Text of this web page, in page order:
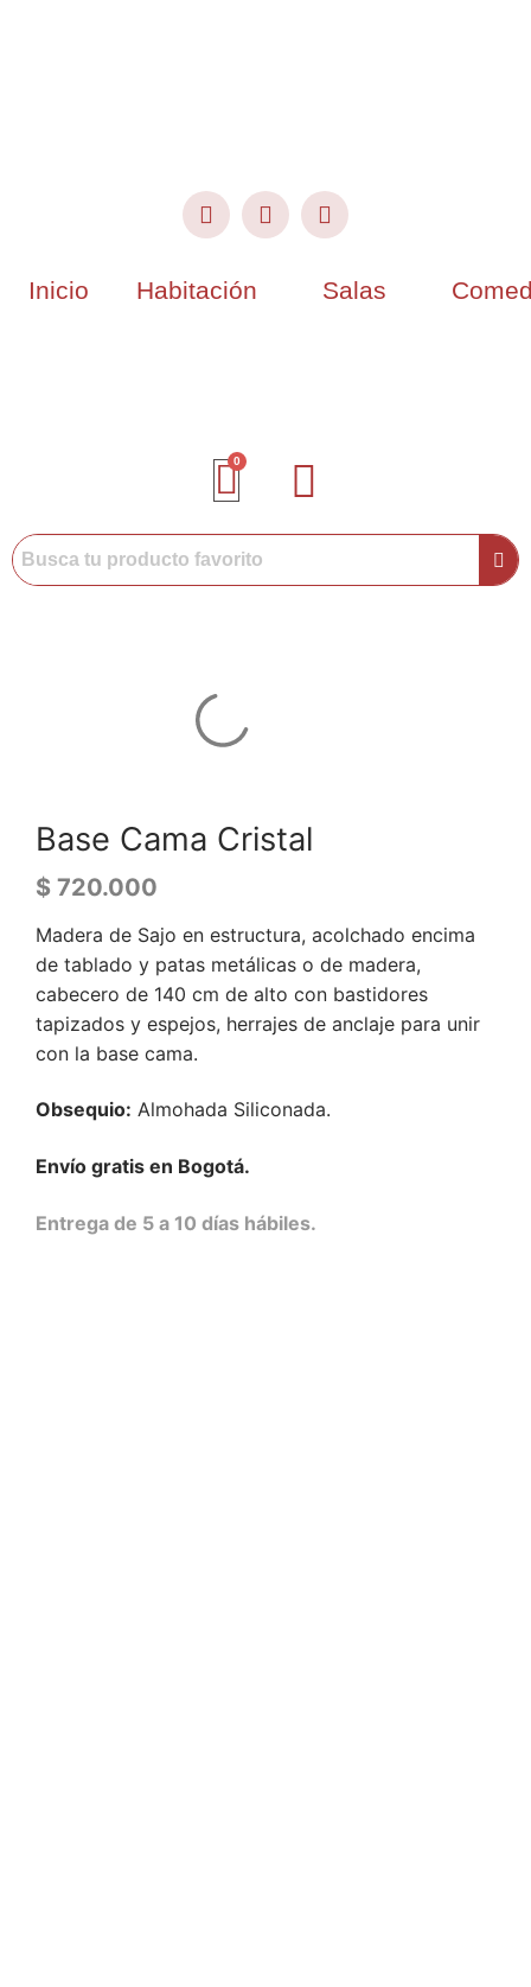
Inicio Habitación Salas
Base Cama Cristal
$ 720.000
Madera de Sajo en estructura, acolchado encima
de tablado y patas metálicas o de madera,
cabecero de 140 cm de alto con bastidores
tapizados y espejos, herrajes de anclaje para unir
con la base cama.
Obsequio: Almohada Siliconada.
Envío gratis en Bogotá.
Entrega de 5 a 10 días hábiles.